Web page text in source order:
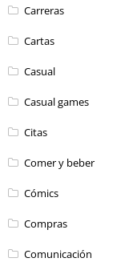
Carreras
Cartas
Casual
Casual games
Citas
Comer y beber
Cómics
Compras
Comunicación